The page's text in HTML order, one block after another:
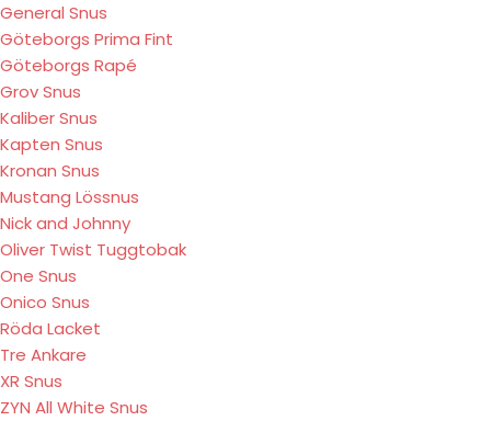
General Snus
Göteborgs Prima Fint
Göteborgs Rapé
Grov Snus
Kaliber Snus
Kapten Snus
Kronan Snus
Mustang Lössnus
Nick and Johnny
Oliver Twist Tuggtobak
One Snus
Onico Snus
Röda Lacket
Tre Ankare
XR Snus
ZYN All White Snus